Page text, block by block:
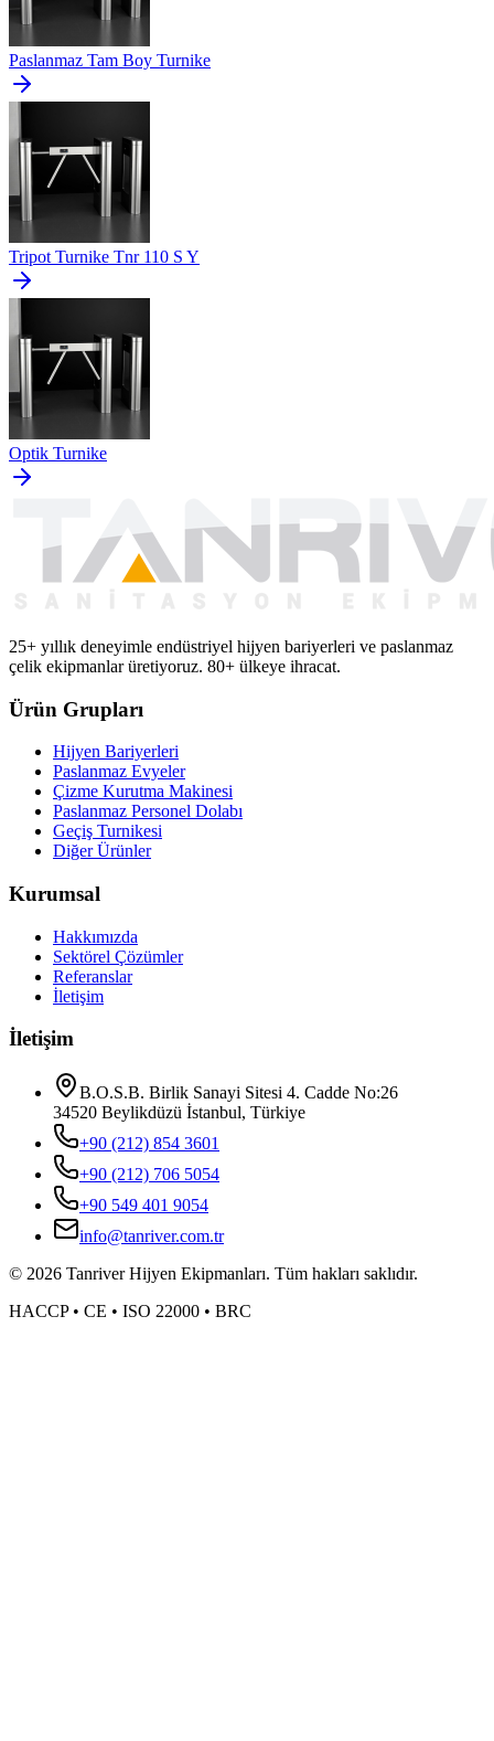
Paslanmaz Tam Boy Turnike
Tripot Turnike Tnr 110 S Y
Optik Turnike
25+ yıllık deneyimle endüstriyel hijyen bariyerleri ve paslanmaz
çelik ekipmanlar üretiyoruz. 80+ ülkeye ihracat.
Ürün Grupları
Hijyen Bariyerleri
Paslanmaz Evyeler
Çizme Kurutma Makinesi
Paslanmaz Personel Dolabı
Geçiş Turnikesi
Diğer Ürünler
Kurumsal
Hakkımızda
Sektörel Çözümler
Referanslar
İletişim
İletişim
B.O.S.B. Birlik Sanayi Sitesi 4. Cadde No:26
34520 Beylikdüzü İstanbul, Türkiye
+90 (212) 854 3601
+90 (212) 706 5054
+90 549 401 9054
info@tanriver.com.tr
© 2026 Tanriver Hijyen Ekipmanları. Tüm hakları saklıdır.
HACCP • CE • ISO 22000 • BRC